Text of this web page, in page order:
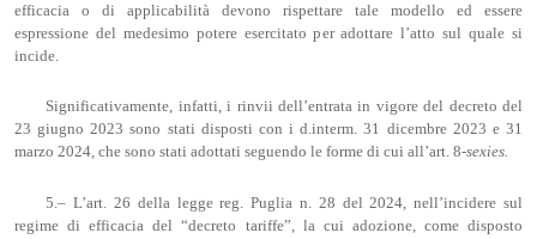
efficacia o di applicabilità devono rispettare tale modello ed essere
espressione del medesimo potere esercitato per adottare l’atto sul quale si
incide.
Significativamente, infatti, i rinvii dell’entrata in vigore del decreto del
23 giugno 2023 sono stati disposti con i d.interm. 31 dicembre 2023 e 31
marzo 2024, che sono stati adottati seguendo le forme di cui all’art. 8-sexies.
5.– L’art. 26 della legge reg. Puglia n. 28 del 2024, nell’incidere sul
regime di efficacia del “decreto tariffe”, la cui adozione, come disposto